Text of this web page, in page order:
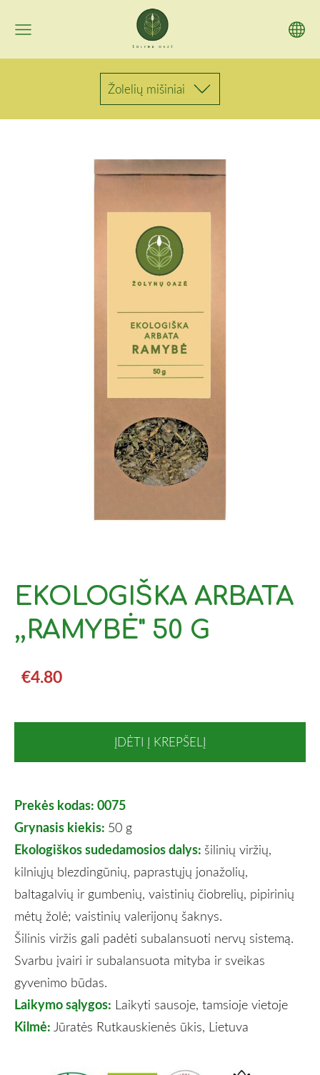
Žolelių mišiniai
EKOLOGIŠKA ARBATA
,,RAMYBĖ" 50 G
€4.80
ĮDĖTI Į KREPŠELĮ
Prekės kodas: 0075
Grynasis kiekis: 50 g
Ekologiškos sudedamosios dalys: šilinių viržių,
kilniųjų blezdingūnių, paprastųjų jonažolių,
baltagalvių ir gumbenių, vaistinių čiobrelių, pipirinių
mėtų žolė; vaistinių valerijonų šaknys.
Šilinis viržis gali padėti subalansuoti nervų sistemą.
Svarbu įvairi ir subalansuota mityba ir sveikas
gyvenimo būdas.
Laikymo sąlygos: Laikyti sausoje, tamsioje vietoje
Kilmė: Jūratės Rutkauskienės ūkis, Lietuva